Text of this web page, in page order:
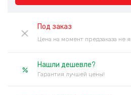
Под заказ
Цена на момент предзаказа не
Нашли дешевле?
Гарантия лучшей цены!